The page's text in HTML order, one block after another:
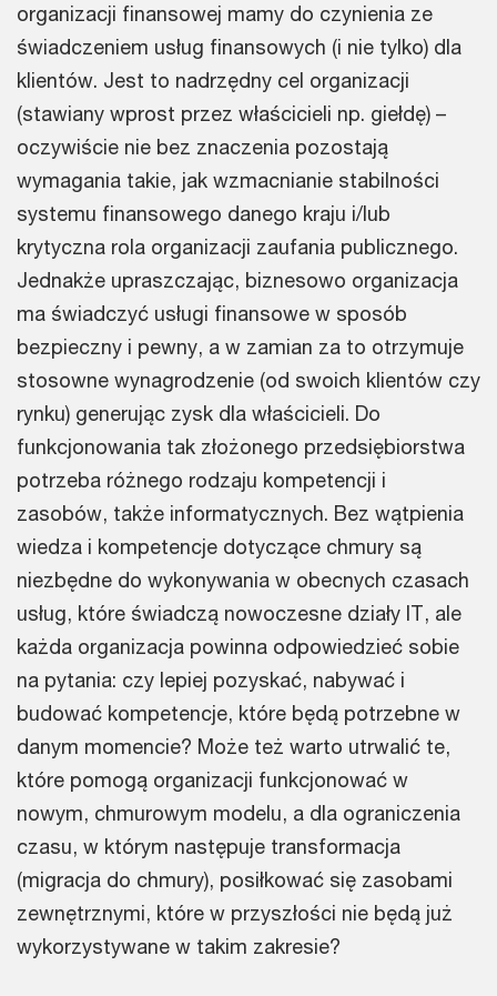
organizacji finansowej mamy do czynienia ze
świadczeniem usług finansowych (i nie tylko) dla
klientów. Jest to nadrzędny cel organizacji
(stawiany wprost przez właścicieli np. giełdę) –
oczywiście nie bez znaczenia pozostają
wymagania takie, jak wzmacnianie stabilności
systemu finansowego danego kraju i/lub
krytyczna rola organizacji zaufania publicznego.
Jednakże upraszczając, biznesowo organizacja
ma świadczyć usługi finansowe w sposób
bezpieczny i pewny, a w zamian za to otrzymuje
stosowne wynagrodzenie (od swoich klientów czy
rynku) generując zysk dla właścicieli. Do
funkcjonowania tak złożonego przedsiębiorstwa
potrzeba różnego rodzaju kompetencji i
zasobów, także informatycznych. Bez wątpienia
wiedza i kompetencje dotyczące chmury są
niezbędne do wykonywania w obecnych czasach
usług, które świadczą nowoczesne działy IT, ale
każda organizacja powinna odpowiedzieć sobie
na pytania: czy lepiej pozyskać, nabywać i
budować kompetencje, które będą potrzebne w
danym momencie? Może też warto utrwalić te,
które pomogą organizacji funkcjonować w
nowym, chmurowym modelu, a dla ograniczenia
czasu, w którym następuje transformacja
(migracja do chmury), posiłkować się zasobami
zewnętrznymi, które w przyszłości nie będą już
wykorzystywane w takim zakresie?